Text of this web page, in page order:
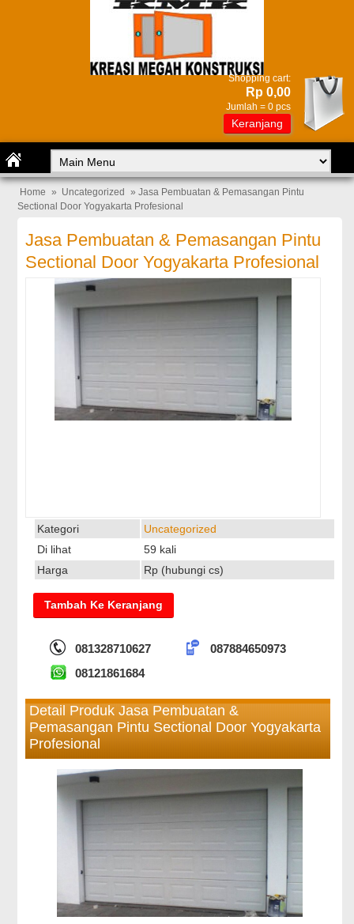
Shopping cart:
Rp 0,00
Jumlah = 0 pcs
Keranjang
Home » Uncategorized
» Jasa Pembuatan & Pemasangan Pintu
Sectional Door Yogyakarta Profesional
Jasa Pembuatan & Pemasangan Pintu
Sectional Door Yogyakarta Profesional
Kategori
Uncategorized
Di lihat
59 kali
Harga
Rp (hubungi cs)
081328710627
087884650973
08121861684
Detail Produk Jasa Pembuatan &
Pemasangan Pintu Sectional Door Yogyakarta
Profesional